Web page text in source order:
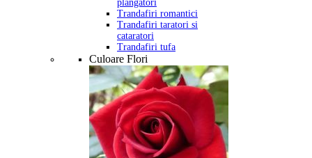
plangatori
Trandafiri romantici
Trandafiri taratori si
cataratori
Trandafiri tufa
Culoare Flori